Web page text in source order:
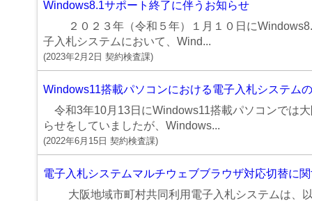
Windows8.1サポート終了に伴うお知らせ
２０２３年（令和５年）１月１０日に
子入札システムにおいて、Wind...
(2023年2月2日 契約検査課)
Windows11搭載パソコンにおける電子入札システム
令和3年10月13日にWindows11搭載パソコンでは
らせをしていましたが、Windows...
(2022年6月15日 契約検査課)
電子入札システムマルチウェブブラウザ対応切替に
大阪地域市町村共同利用電子入札システムは、以